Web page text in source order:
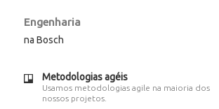
Engenharia
na Bosch
Metodologias agéis
Usamos metodologias agile na maioria dos
nossos projetos.